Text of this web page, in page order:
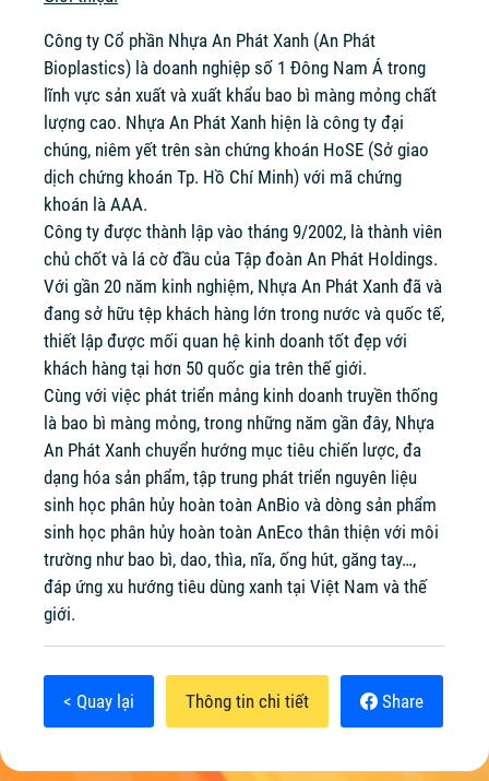
Công ty Cổ phần Nhựa An Phát Xanh (An Phát
Bioplastics) là doanh nghiệp số 1 Đông Nam Á trong
lĩnh vực sản xuất và xuất khẩu bao bì màng mỏng chất
lượng cao. Nhựa An Phát Xanh hiện là công ty đại
chúng, niêm yết trên sàn chứng khoán HoSE (Sở giao
dịch chứng khoán Tp. Hồ Chí Minh) với mã chứng
khoán là AAA.
Công ty được thành lập vào tháng 9/2002, là thành viên
chủ chốt và lá cờ đầu của Tập đoàn An Phát Holdings.
Với gần 20 năm kinh nghiệm, Nhựa An Phát Xanh đã và
đang sở hữu tệp khách hàng lớn trong nước và quốc tế,
thiết lập được mối quan hệ kinh doanh tốt đẹp với
khách hàng tại hơn 50 quốc gia trên thế giới.
Cùng với việc phát triển mảng kinh doanh truyền thống
là bao bì màng mỏng, trong những năm gần đây, Nhựa
An Phát Xanh chuyển hướng mục tiêu chiến lược, đa
dạng hóa sản phẩm, tập trung phát triển nguyên liệu
sinh học phân hủy hoàn toàn AnBio và dòng sản phẩm
sinh học phân hủy hoàn toàn AnEco thân thiện với môi
trường như bao bì, dao, thìa, nĩa, ống hút, găng tay…,
đáp ứng xu hướng tiêu dùng xanh tại Việt Nam và thế
giới.
< Quay lại Thông tin chi tiết Share